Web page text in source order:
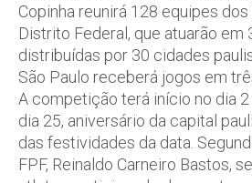
Copinha reunirá 128 equipes
Distrito Federal, que atuarão em
distribuídas por 30 cidades
São Paulo receberá jogos em
A competição terá início no dia
dia 25, aniversário da capital
das festividades da data.
FPF, Reinaldo Carneiro Bastos,